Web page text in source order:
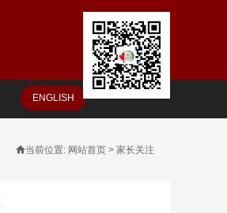
ENGLISH
当前位置: 网站首页 > 家长关注